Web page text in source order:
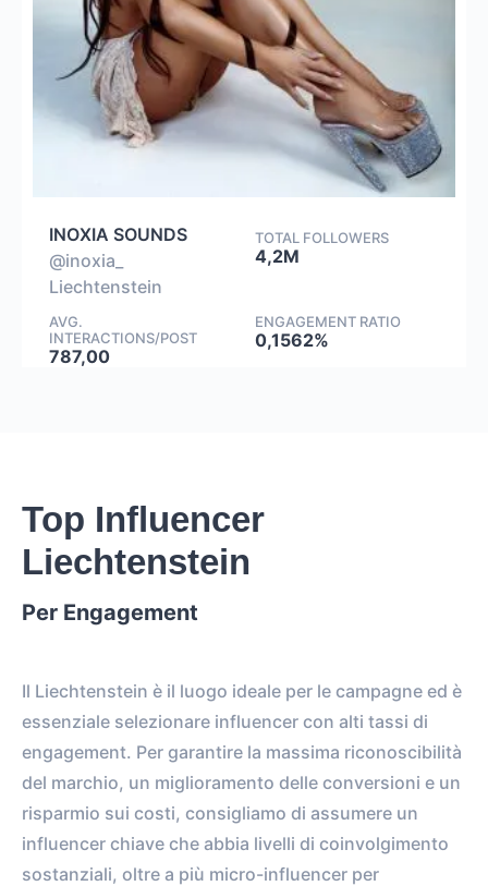
INOXIA SOUNDS
@inoxia_
Liechtenstein
TOTAL FOLLOWERS
4,2M
AVG.
INTERACTIONS/POST
787,00
ENGAGEMENT RATIO
0,1562%
Top Influencer
Liechtenstein
Per Engagement
Il Liechtenstein è il luogo ideale per le campagne ed è
essenziale selezionare influencer con alti tassi di
engagement. Per garantire la massima riconoscibilità
del marchio, un miglioramento delle conversioni e un
risparmio sui costi, consigliamo di assumere un
influencer chiave che abbia livelli di coinvolgimento
sostanziali, oltre a più micro-influencer per